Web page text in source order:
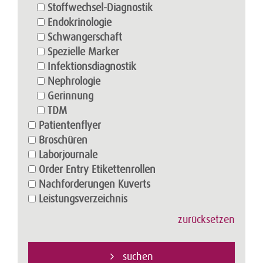
Stoffwechsel-Diagnostik
Endokrinologie
Schwangerschaft
Spezielle Marker
Infektionsdiagnostik
Nephrologie
Gerinnung
TDM
Patientenflyer
Broschüren
Laborjournale
Order Entry Etikettenrollen
Nachforderungen Kuverts
Leistungsverzeichnis
zurücksetzen
suchen